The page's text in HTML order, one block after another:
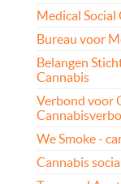
Medical Social
Bureau voor
Belangen
Cannabis
Verbond voor
We Smoke -
Cannabis